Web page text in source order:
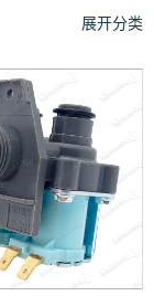
展开分类